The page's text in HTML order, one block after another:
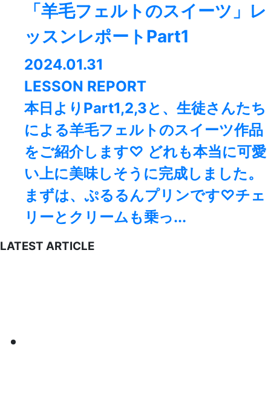
「羊毛フェルトのスイーツ」レ
ッスンレポートPart1
2024.01.31
LESSON REPORT
本日よりPart1,2,3と、生徒さんたち
による羊毛フェルトのスイーツ作品
をご紹介します♡ どれも本当に可愛
い上に美味しそうに完成しました。
まずは、ぷるるんプリンです♡チェ
リーとクリームも乗っ...
LATEST ARTICLE